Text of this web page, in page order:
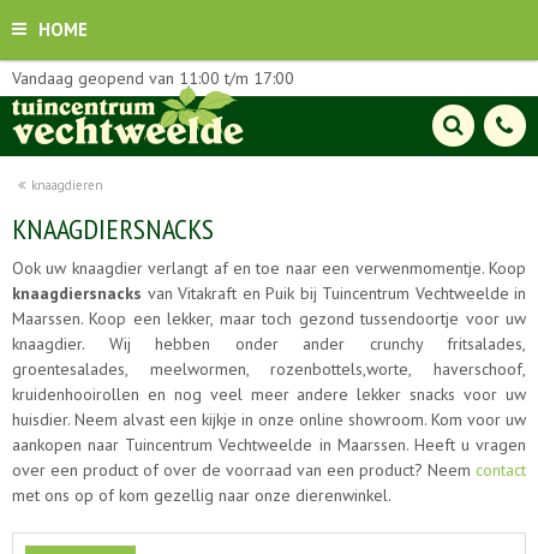
HOME
knaagdieren
Vandaag geopend van 11:00 t/m 17:00
KNAAGDIERSNACKS
Ook uw knaagdier verlangt af en toe naar een verwenmomentje. Koop
knaagdiersnacks van Vitakraft en Puik bij Tuincentrum Vechtweelde in
Maarssen. Koop een lekker, maar toch gezond tussendoortje voor uw
knaagdier. Wij hebben onder ander crunchy fritsalades,
groentesalades, meelwormen, rozenbottels,worte, haverschoof,
kruidenhooirollen en nog veel meer andere lekker snacks voor uw
huisdier. Neem alvast een kijkje in onze online showroom. Kom voor uw
aankopen naar Tuincentrum Vechtweelde in Maarssen. Heeft u vragen
over een product of over de voorraad van een product? Neem contact
met ons op of kom gezellig naar onze dierenwinkel.